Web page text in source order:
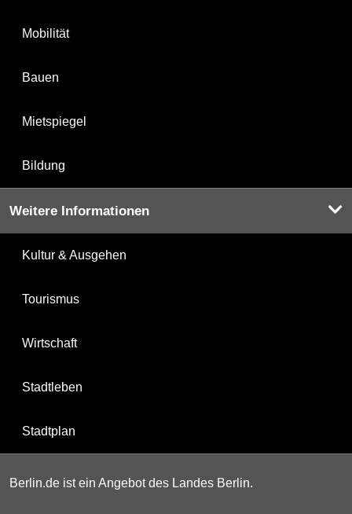
Mobilität
Bauen
Mietspiegel
Bildung
Weitere Informationen
Kultur & Ausgehen
Tourismus
Wirtschaft
Stadtleben
Stadtplan
Berlin.de ist ein Angebot des Landes Berlin.